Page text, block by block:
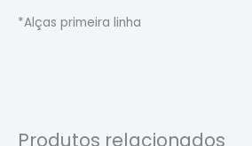
*Alças primeira linha
Produtos relacionados